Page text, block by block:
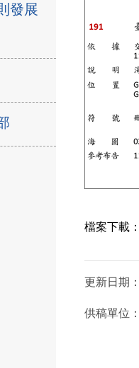
發展
檔案下載：
更新日期：
供稿單位：